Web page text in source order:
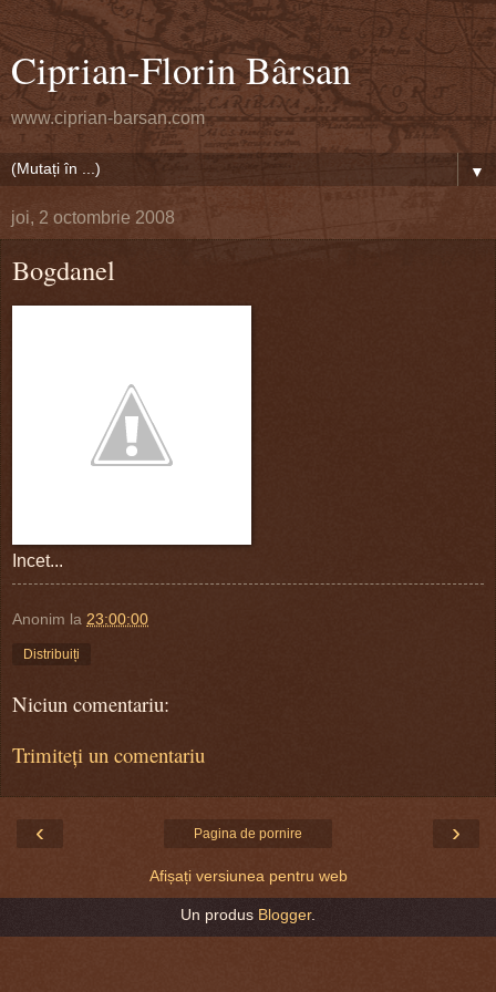
Ciprian-Florin Bârsan
www.ciprian-barsan.com
▼
joi, 2 octombrie 2008
Bogdanel
Incet...
Anonim la 23:00:00
Distribuiți
Niciun comentariu:
Trimiteți un comentariu
‹ ›
Pagina de pornire
Afișați versiunea pentru web
Un produs Blogger.